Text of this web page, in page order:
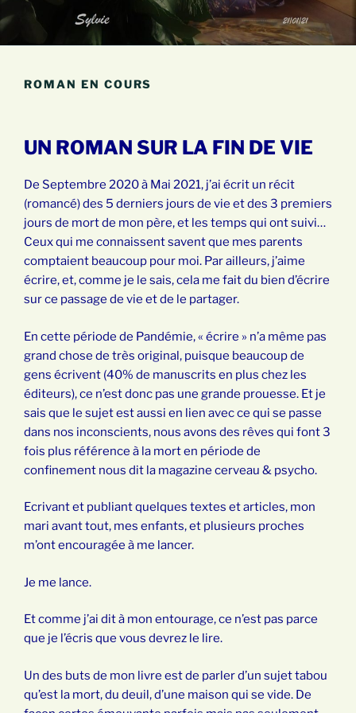
ROMAN EN COURS
UN ROMAN SUR LA FIN DE VIE
De Septembre 2020 à Mai 2021, j’ai écrit un récit
(romancé) des 5 derniers jours de vie et des 3 premiers
jours de mort de mon père, et les temps qui ont suivi…
Ceux qui me connaissent savent que mes parents
comptaient beaucoup pour moi. Par ailleurs, j’aime
écrire, et, comme je le sais, cela me fait du bien d’écrire
sur ce passage de vie et de le partager.
En cette période de Pandémie, « écrire » n’a même pas
grand chose de très original, puisque beaucoup de
gens écrivent (40% de manuscrits en plus chez les
éditeurs), ce n’est donc pas une grande prouesse. Et je
sais que le sujet est aussi en lien avec ce qui se passe
dans nos inconscients, nous avons des rêves qui font 3
fois plus référence à la mort en période de
confinement nous dit la magazine cerveau & psycho.
Ecrivant et publiant quelques textes et articles, mon
mari avant tout, mes enfants, et plusieurs proches
m’ont encouragée à me lancer.
Je me lance.
Et comme j’ai dit à mon entourage, ce n’est pas parce
que je l’écris que vous devrez le lire.
Un des buts de mon livre est de parler d’un sujet tabou
qu’est la mort, du deuil, d’une maison qui se vide. De